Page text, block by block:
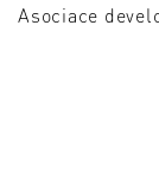
Asociace